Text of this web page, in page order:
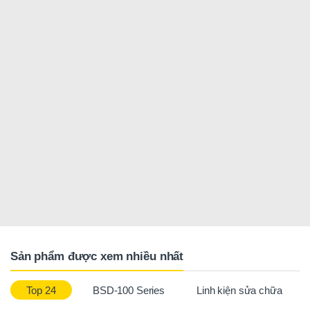
Sản phẩm được xem nhiều nhất
Top 24 BSD-100 Series Linh kiện sửa chữa